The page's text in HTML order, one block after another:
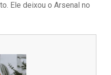
Ele deixou o Arsenal no